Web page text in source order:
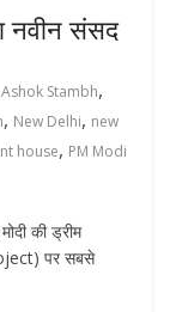
नवीन संसद
Ashok Stambh,
, New Delhi, new
house, PM Modi
की ड्रीम
पर सबसे